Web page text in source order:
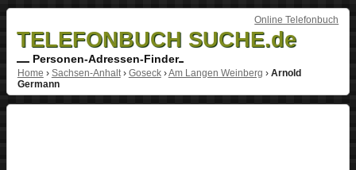
Online Telefonbuch
TELEFONBUCH SUCHE.de
Personen-Adressen-Finder
Home › Sachsen-Anhalt› Goseck›Am Langen Weinberg › Arnold
Germann